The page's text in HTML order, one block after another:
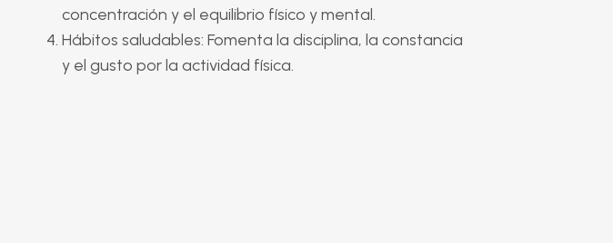
concentración y el equilibrio físico y mental.
Hábitos saludables: Fomenta la disciplina, la constancia
y el gusto por la actividad física.